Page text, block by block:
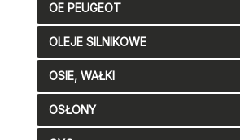
OE PEUGEOT
OLEJE SILNIKOWE
OSIE, WAŁKI
OSŁONY